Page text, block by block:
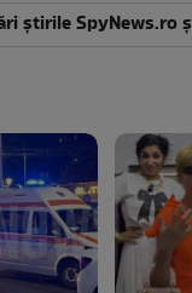
știrile SpyNews.ro